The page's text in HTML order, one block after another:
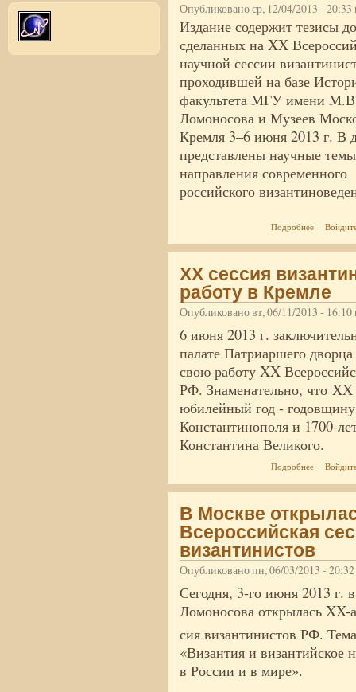
Опубликовано ср, 12/04/2013 - 20:33
Издание содержит тезисы
сделанных на XX
научной сессии
проходившей на базе
факультета МГУ имени
Ломоносова и Музеев
Кремля 3–6 июня 2013 г. В
представлены научные
направления современного
российского
Подробнее о
XX сессия
работу в Кремле
Опубликовано вт, 06/11/2013 - 16:10
6 июня 2013 г.
палате Патриаршего
свою работу XX
РФ. Знаменательно, что XX
юбилейный год -
Константинополя и 1700-
Константина Великого.
Подробнее о XX
В Москве
Всероссийская
византинистов
Опубликовано пн, 06/03/2013 -
Сегодня, 3-го июня 2013
Ломоносова открылась XX-
сия византинистов РФ.
«Византия и византийское
в России и в мире».